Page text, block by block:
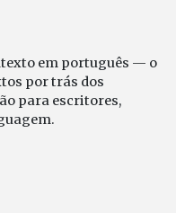
em português — o
por trás dos
para escritores,